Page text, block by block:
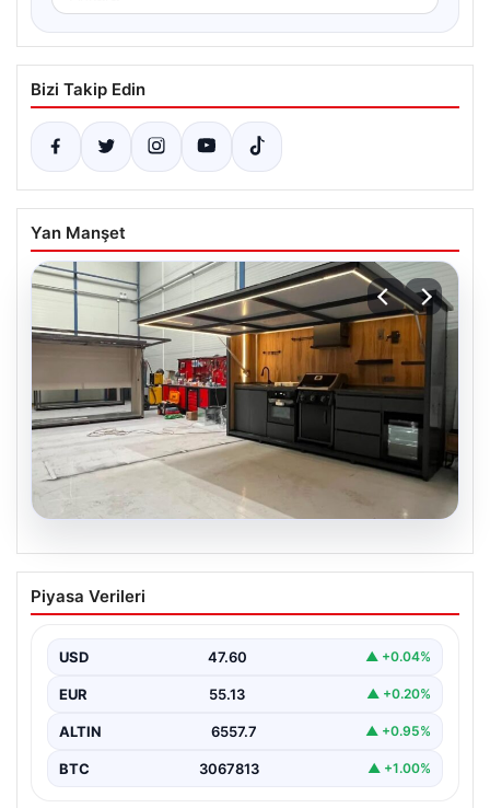
Bizi Takip Edin
Yan Manşet
Bahçe Mutfakları ve Prestijli Yaşam
Mekanları
yaşamaktadır. Baştan başa lüks villalarda ikamet eden…
Piyasa Verileri
USD 47.60 ▲ +0.04%
EUR 55.13 ▲ +0.20%
ALTIN 6557.7 ▲ +0.95%
BTC 3067813 ▲ +1.00%